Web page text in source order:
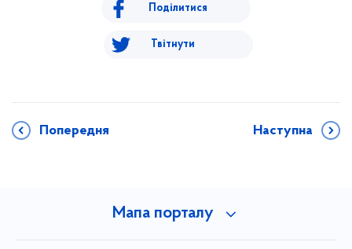
Поділитися
Твітнути
Попередня Наступна
Мапа порталу